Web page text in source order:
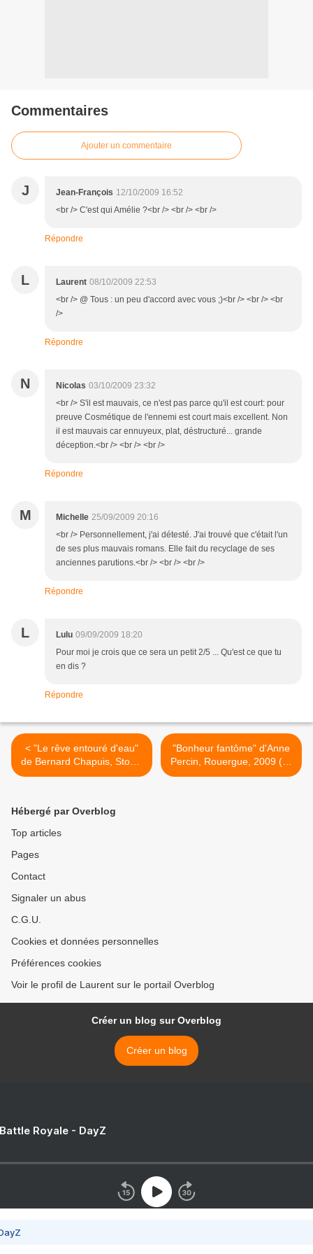
Commentaires
Ajouter un commentaire
J Jean-François 12/10/2009 16:52
<br /> C'est qui Amélie ?<br /> <br /> <br />
Répondre
L Laurent 08/10/2009 22:53
<br /> @ Tous : un peu d'accord avec vous ;)<br /> <br /> <br
/>
Répondre
N Nicolas 03/10/2009 23:32
<br /> S'il est mauvais, ce n'est pas parce qu'il est court: pour
preuve Cosmétique de l'ennemi est court mais excellent. Non
il est mauvais car ennuyeux, plat, déstructuré... grande
déception.<br /> <br /> <br />
Répondre
M Michelle 25/09/2009 20:16
<br /> Personnellement, j'ai détesté. J'ai trouvé que c'était l'un
de ses plus mauvais romans. Elle fait du recyclage de ses
anciennes parutions.<br /> <br /> <br />
Répondre
L Lulu 09/09/2009 18:20
Pour moi je crois que ce sera un petit 2/5 ... Qu'est ce que tu
en dis ?
Répondre
< "Le rêve entouré d'eau"
de Bernard Chapuis, Stock,
2009 (F)
"Bonheur fantôme" d'Anne
Percin, Rouergue, 2009 (F)
>
Hébergé par Overblog
Top articles
Pages
Contact
Signaler un abus
C.G.U.
Cookies et données personnelles
Préférences cookies
Voir le profil de Laurent sur le portail Overblog
Créer un blog sur Overblog
Créer un blog
Royale - DayZ